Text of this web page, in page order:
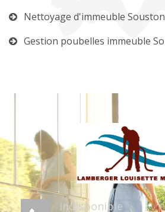
Nettoyage d'immeuble
Gestion poubelles immeuble
indisponible